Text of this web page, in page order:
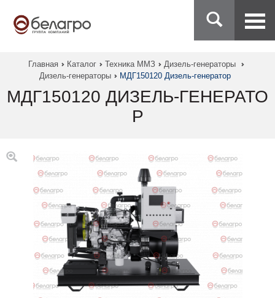
Главная Каталог Техника ММЗ
Дизель-генераторы
Дизель-генераторы
МДГ150120 Дизель-генератор
МДГ150120 ДИЗЕЛЬ-ГЕНЕРАТО
Р